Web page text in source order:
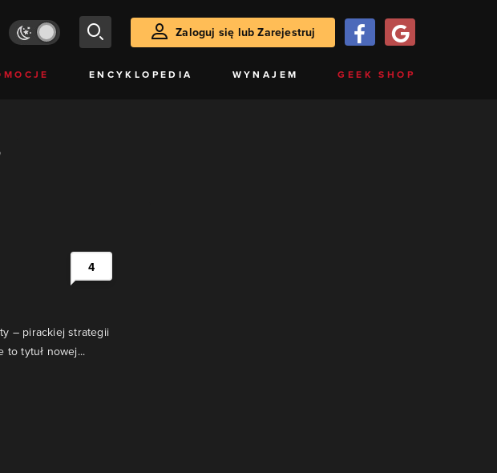
Zaloguj się lub Zarejestruj
ENCYKLOPEDIA WYNAJEM GEEK SHOP
– pirackiej strategii
to tytuł nowej...
4